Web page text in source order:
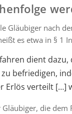
Gläubiger nach
es etwa in § 1
dient
befriedigen,
Erlös verteilt […]
die dem